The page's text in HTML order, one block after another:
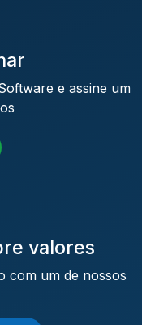
e assine um
valores
com um de nossos